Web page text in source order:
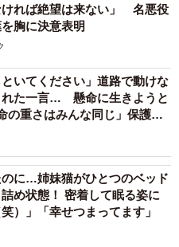
ければ絶望は来ない」 名悪役
胸に決意表明
といてください」道路で動けな
れた一言… 懸命に生きようと
重さはみんな同じ」保護団
に…姉妹猫がひとつのベッド
め状態！ 密着して眠る姿に
）」「幸せつまってます」